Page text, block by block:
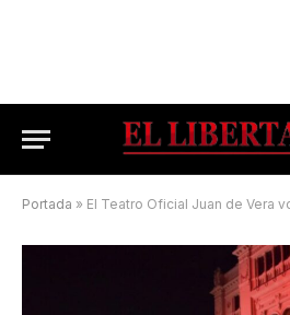
Portada » El Teatro Oficial Juan de Vera